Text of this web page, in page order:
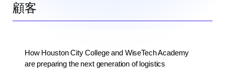
顧客
How Houston City College and WiseTech Academy
are preparing the next generation of logistics